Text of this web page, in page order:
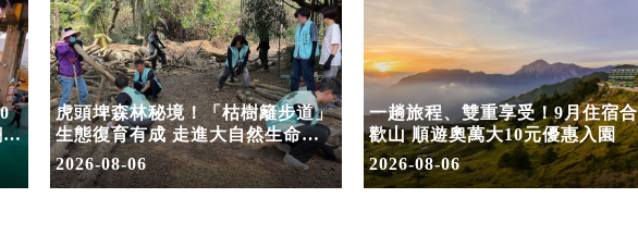
虎頭埤森林秘境！「枯樹籬步道」
生態復育有成 走進大自然生命教
室
2026-08-06
一趟旅程、雙重享受！9月住宿合
歡山 順遊奧萬大10元優惠入園
2026-08-06